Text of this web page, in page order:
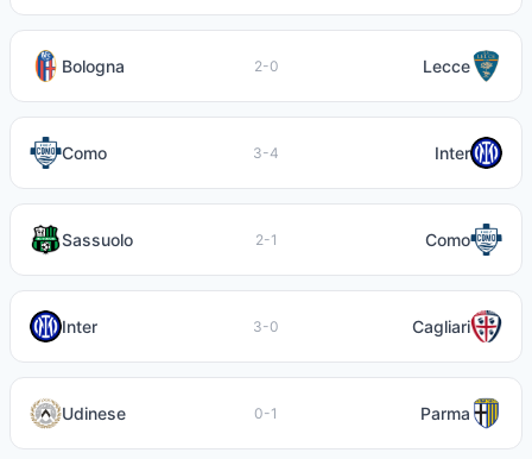
Bologna 2-0 Lecce
Como 3-4 Inter
Sassuolo 2-1 Como
Inter 3-0 Cagliari
Udinese 0-1 Parma